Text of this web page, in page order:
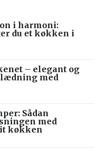
i harmoni:
du et køkken i
– elegant og
med
Sådan
med
køkken